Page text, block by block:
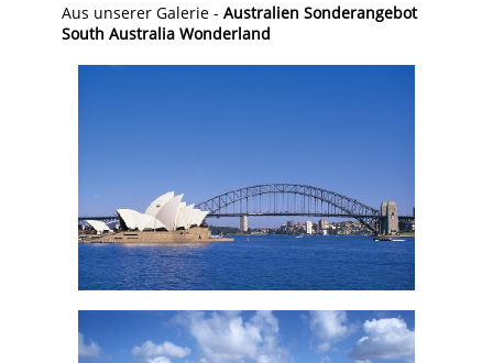
Aus unserer Galerie - Australien Sonderangebot
South Australia Wonderland